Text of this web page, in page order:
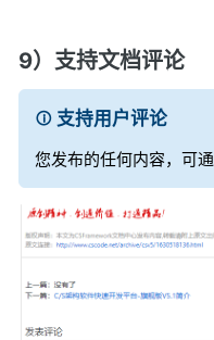
9）支持文档评论
支持用户评论
您发布的任何内容，可